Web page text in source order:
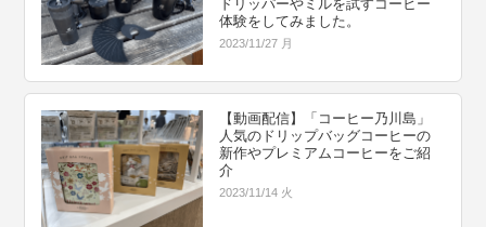
ドリッパーやミルを試すコーヒー
体験をしてみました。
2023/11/27 月
【動画配信】「コーヒー乃川島」
人気のドリップバッグコーヒーの
新作やプレミアムコーヒーをご紹
介
2023/11/14 火